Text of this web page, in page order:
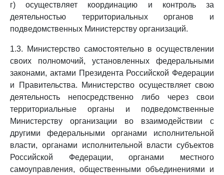
г) осуществляет координацию и контроль за
деятельностью территориальных органов и
подведомственных Министерству организаций.
1.3. Министерство самостоятельно в осуществлении
своих полномочий, установленных федеральными
законами, актами Президента Российской Федерации
и Правительства. Министерство осуществляет свою
деятельность непосредственно либо через свои
территориальные органы и подведомственные
Министерству организации во взаимодействии с
другими федеральными органами исполнительной
власти, органами исполнительной власти субъектов
Российской Федерации, органами местного
самоуправления, общественными объединениями и